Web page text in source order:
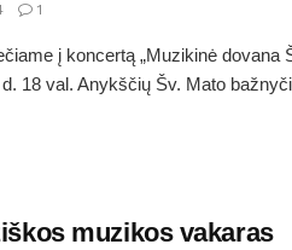
1
į koncertą „Muzikinė dovana
18 val. Anykščių Šv. Mato
muzikos vakaras